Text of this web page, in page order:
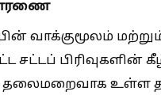
வாக்குமூலம்
சட்டப் பிரிவுகளின்
தலைமறைவாக உள்ள